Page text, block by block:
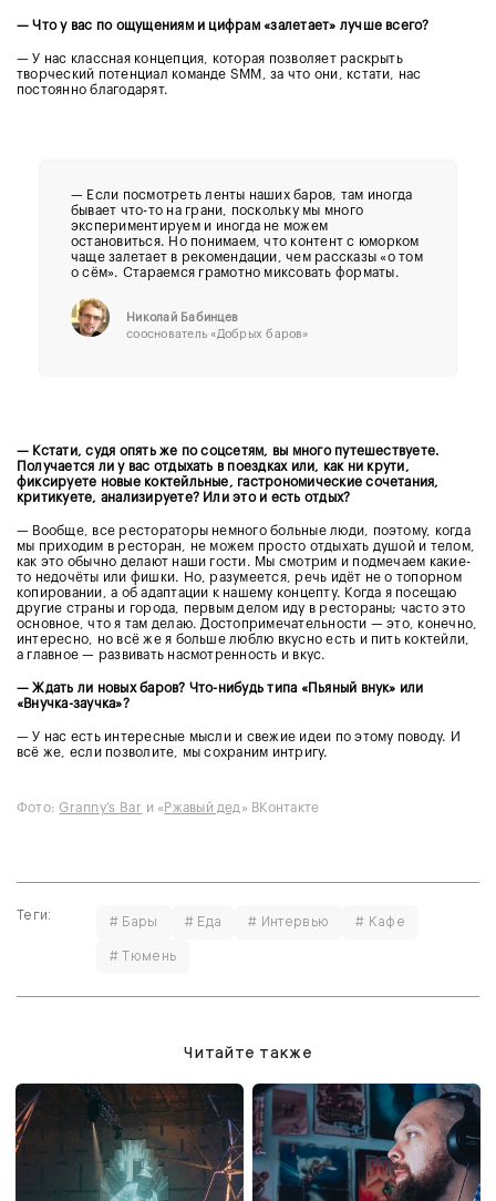
— Что у вас по ощущениям и цифрам «залетает» лучше всего?
— У нас классная концепция, которая позволяет раскрыть
творческий потенциал команде SMM, за что они, кстати, нас
постоянно благодарят.
— Если посмотреть ленты наших баров, там иногда
бывает что-то на грани, поскольку мы много
экспериментируем и иногда не можем
остановиться. Но понимаем, что контент с юморком
чаще залетает в рекомендации, чем рассказы «о том
о сём». Стараемся грамотно миксовать форматы.
Николай Бабинцев
сооснователь «Добрых баров»
— Кстати, судя опять же по соцсетям, вы много путешествуете.
Получается ли у вас отдыхать в поездках или, как ни крути,
фиксируете новые коктейльные, гастрономические сочетания,
критикуете, анализируете? Или это и есть отдых?
— Вообще, все рестораторы немного больные люди, поэтому, когда
мы приходим в ресторан, не можем просто отдыхать душой и телом,
как это обычно делают наши гости. Мы смотрим и подмечаем какие-
то недочёты или фишки. Но, разумеется, речь идёт не о топорном
копировании, а об адаптации к нашему концепту. Когда я посещаю
другие страны и города, первым делом иду в рестораны; часто это
основное, что я там делаю. Достопримечательности — это, конечно,
интересно, но всё же я больше люблю вкусно есть и пить коктейли,
а главное — развивать насмотренность и вкус.
— Ждать ли новых баров? Что-нибудь типа «Пьяный внук» или
«Внучка-заучка»?
— У нас есть интересные мысли и свежие идеи по этому поводу. И
всё же, если позволите, мы сохраним интригу.
Фото: Granny’s Bar и « Ржавый дед » ВКонтакте
Теги: # Бары # Еда # Интервью
# Кафе
# Тюмень
Читайте также